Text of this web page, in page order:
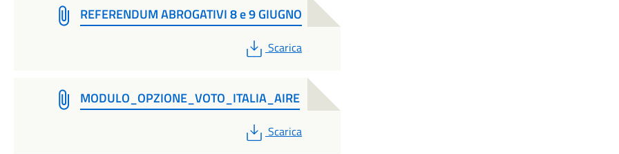
REFERENDUM ABROGATIVI 8 e 9 GIUGNO
PDF
Scarica
MODULO_OPZIONE_VOTO_ITALIA_AIRE
PDF
Scarica